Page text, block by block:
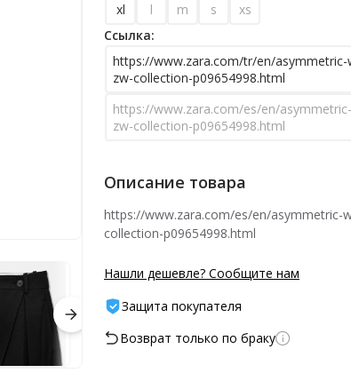
xl
l m s
xs
Ссылка:
https://www.zara.com/tr/en/
zw-collection-p09654998.html
https://www.zara.com/es/en/
zw-collection-p09654998.html
Описание товара
https://www.zara.com/es/en/asymmetric-
collection-p09654998.html
Нашли дешевле? Сообщите нам
Защита покупателя
Возврат только по браку